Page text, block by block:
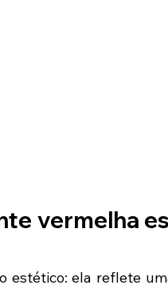
vermelha
estético: ela reflete